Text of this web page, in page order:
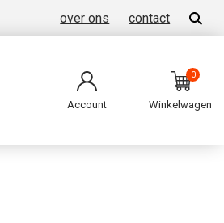
over ons contact
Account
0
Winkelwagen